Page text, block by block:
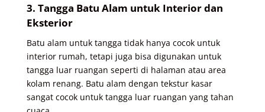
3. Tangga Batu Alam untuk Interior dan
Eksterior
Batu alam untuk tangga tidak hanya cocok untuk
interior rumah, tetapi juga bisa digunakan untuk
tangga luar ruangan seperti di halaman atau area
kolam renang. Batu alam dengan tekstur kasar
sangat cocok untuk tangga luar ruangan yang tahan